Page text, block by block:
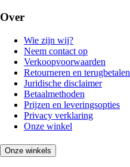
Over
Wie zijn wij?
Neem contact op
Verkoopvoorwaarden
Retourneren en terugbetalen
Juridische disclaimer
Betaalmethoden
Prijzen en leveringsopties
Privacy verklaring
Onze winkel
Onze winkels